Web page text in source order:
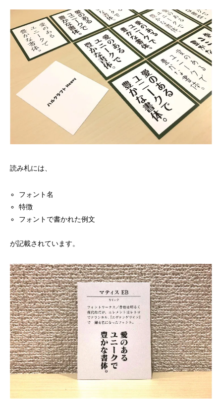
読み札には、
フォント名
特徴
フォントで書かれた例文
が記載されています。